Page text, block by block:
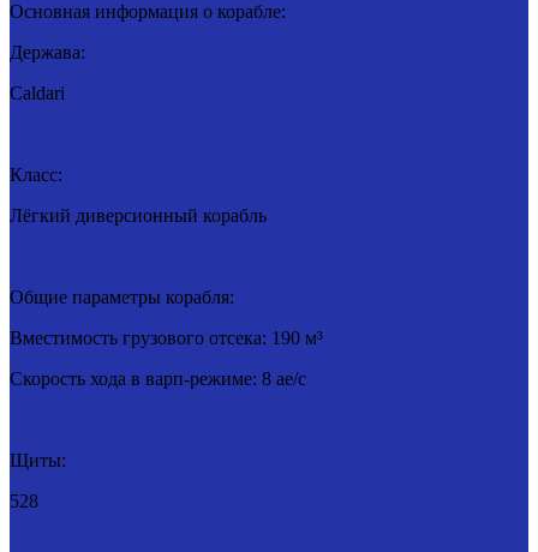
Основная информация о корабле:
Держава:
Caldari
Класс:
Лёгкий диверсионный корабль
Общие параметры корабля:
Вместимость грузового отсека: 190 м³
Скорость хода в варп-режиме: 8 ае/c
Щиты:
528